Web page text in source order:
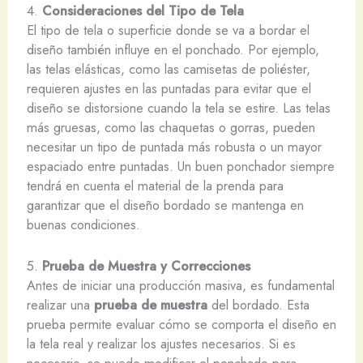
4. Consideraciones del Tipo de Tela
El tipo de tela o superficie donde se va a bordar el
diseño también influye en el ponchado. Por ejemplo,
las telas elásticas, como las camisetas de poliéster,
requieren ajustes en las puntadas para evitar que el
diseño se distorsione cuando la tela se estire. Las telas
más gruesas, como las chaquetas o gorras, pueden
necesitar un tipo de puntada más robusta o un mayor
espaciado entre puntadas. Un buen ponchador siempre
tendrá en cuenta el material de la prenda para
garantizar que el diseño bordado se mantenga en
buenas condiciones.
5. Prueba de Muestra y Correcciones
Antes de iniciar una producción masiva, es fundamental
realizar una prueba de muestradel bordado. Esta
prueba permite evaluar cómo se comporta el diseño en
la tela real y realizar los ajustes necesarios. Si es